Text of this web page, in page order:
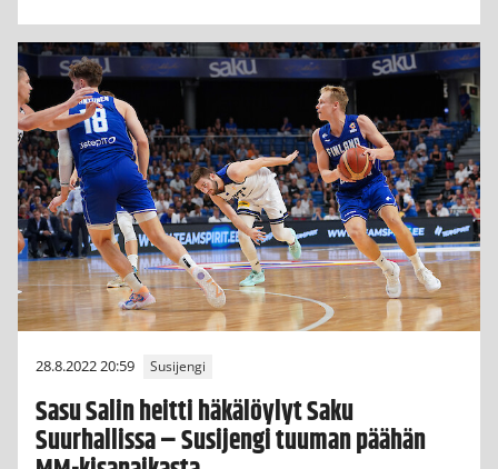
28.8.2022 20:59 Susijengi
Sasu Salin heitti häkälöylyt Saku
Suurhallissa – Susijengi tuuman päähän